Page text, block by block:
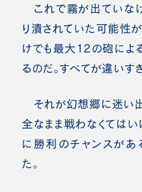
これで霧が出ていなけ
り潰されていた可能性
けでも最大12の砲によ
るのだ。すべてが違いすぎ
それが幻想郷に迷い出
全なまま戦わなくてはい
に勝利のチャンスがあ
た。